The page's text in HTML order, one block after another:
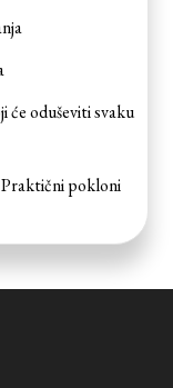
će oduševiti svaku
pokloni